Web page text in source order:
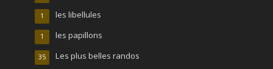
les libellules
1
les papillons
1
Les plus belles randos
35